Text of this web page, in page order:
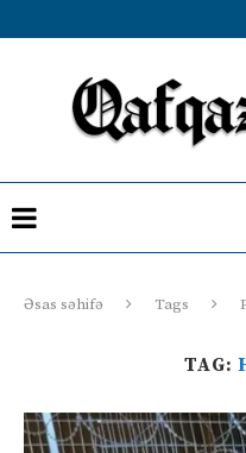
Əsas səhifə Tags
TAG: